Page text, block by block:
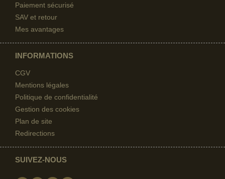
Paiement sécurisé
SAV et retour
Mes avantages
INFORMATIONS
CGV
Mentions légales
Politique de confidentialité
Gestion des cookies
Plan de site
Redirections
SUIVEZ-NOUS